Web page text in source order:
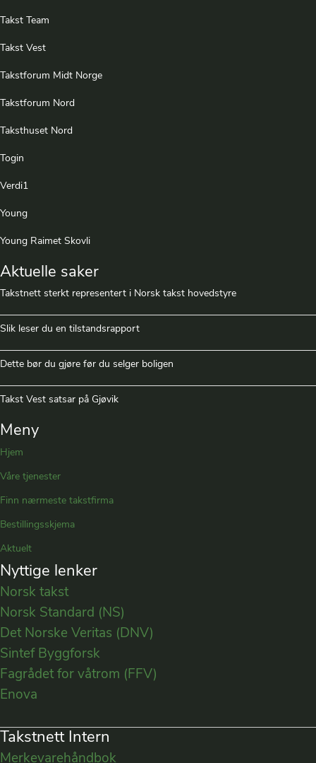
Takst Team
Takst Vest
Takstforum Midt Norge
Takstforum Nord
Taksthuset Nord
Togin
Verdi1
Young
Young Raimet Skovli
Aktuelle saker
Takstnett sterkt representert i Norsk takst hovedstyre
Slik leser du en tilstandsrapport
Dette bør du gjøre før du selger boligen
Takst Vest satsar på Gjøvik
Meny
Hjem
Våre tjenester
Finn nærmeste takstfirma
Bestillingsskjema
Aktuelt
Nyttige lenker
Norsk takst
Norsk Standard (NS)
Det Norske Veritas (DNV)
Sintef Byggforsk
Fagrådet for våtrom (FFV)
Enova
Takstnett Intern
Merkevarehåndbok